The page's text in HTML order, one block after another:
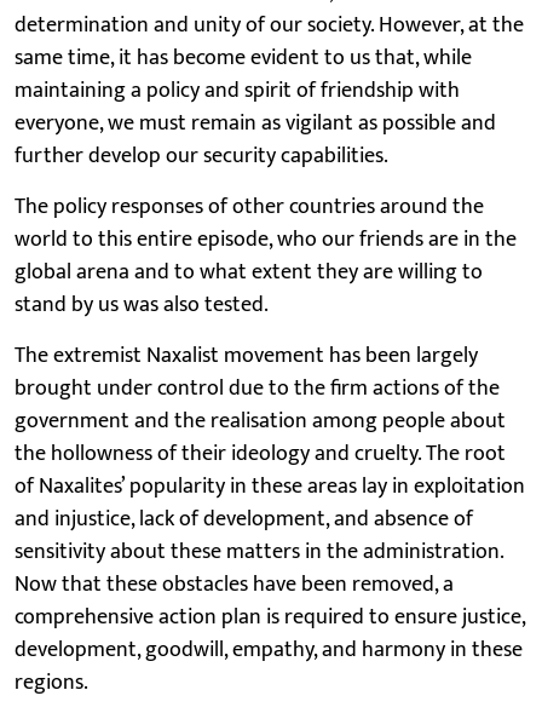
determination and unity of our society. However, at the
same time, it has become evident to us that, while
maintaining a policy and spirit of friendship with
everyone, we must remain as vigilant as possible and
further develop our security capabilities.
The policy responses of other countries around the
world to this entire episode, who our friends are in the
global arena and to what extent they are willing to
stand by us was also tested.
The extremist Naxalist movement has been largely
brought under control due to the firm actions of the
government and the realisation among people about
the hollowness of their ideology and cruelty. The root
of Naxalites’ popularity in these areas lay in exploitation
and injustice, lack of development, and absence of
sensitivity about these matters in the administration.
Now that these obstacles have been removed, a
comprehensive action plan is required to ensure justice,
development, goodwill, empathy, and harmony in these
regions.